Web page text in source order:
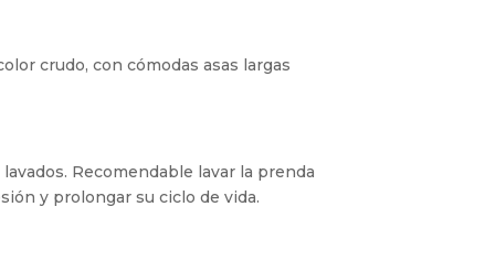
crudo, con cómodas asas largas
Recomendable lavar la prenda
y prolongar su ciclo de vida.